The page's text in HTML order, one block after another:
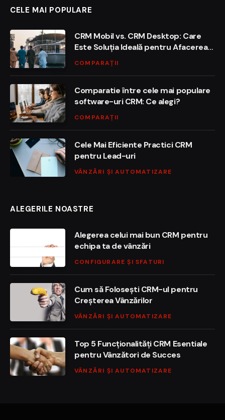
CELE MAI POPULARE
CRM Mobil vs. CRM Desktop: Care
Este Soluția Ideală pentru Afacerea
Ta?
COMPARAȚII
Comparatie între cele mai populare
software-uri CRM: Ce alegi?
COMPARAȚII
Cele Mai Eficiente Practici CRM
pentru Lead-uri
VÂNZĂRI ȘI AUTOMATIZARE
ALEGERILE NOASTRE
Alegerea celui mai bun CRM pentru
echipa ta de vânzări
CONFIGURARE ȘI SFATURI
Cum să Folosești CRM-ul pentru
Creșterea Vânzărilor
VÂNZĂRI ȘI AUTOMATIZARE
Top 5 Funcționalități CRM Esentiale
pentru Vânzători de Succes
VÂNZĂRI ȘI AUTOMATIZARE